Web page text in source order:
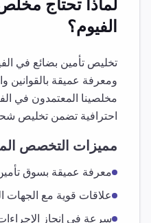
لماذا تحتاج
الفيوم؟
تخليص تأمين بضائع في
ومعرفة عميقة بالقوانين
مخلصينا المعتمدون في
احترافية تضمن تخليص
مميزات التخصص
معرفة عميقة بسوق
علاقات قوية مع الجهات
سرعة في إنجاز